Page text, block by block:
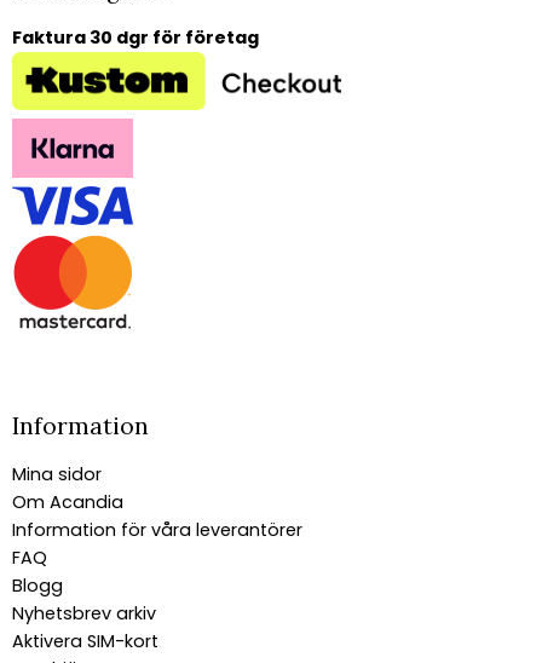
Faktura 30 dgr för företag
Information
Mina sidor
Om Acandia
Information för våra leverantörer
FAQ
Blogg
Nyhetsbrev arkiv
Aktivera SIM-kort